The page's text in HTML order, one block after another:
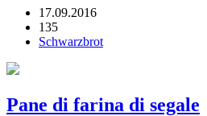
17.09.2016
135
Schwarzbrot
Pane di farina di segale